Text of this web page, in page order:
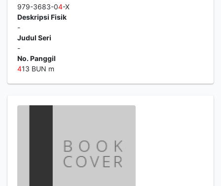
979-3683-04-X
Deskripsi Fisik
-
Judul Seri
-
No. Panggil
413 BUN m